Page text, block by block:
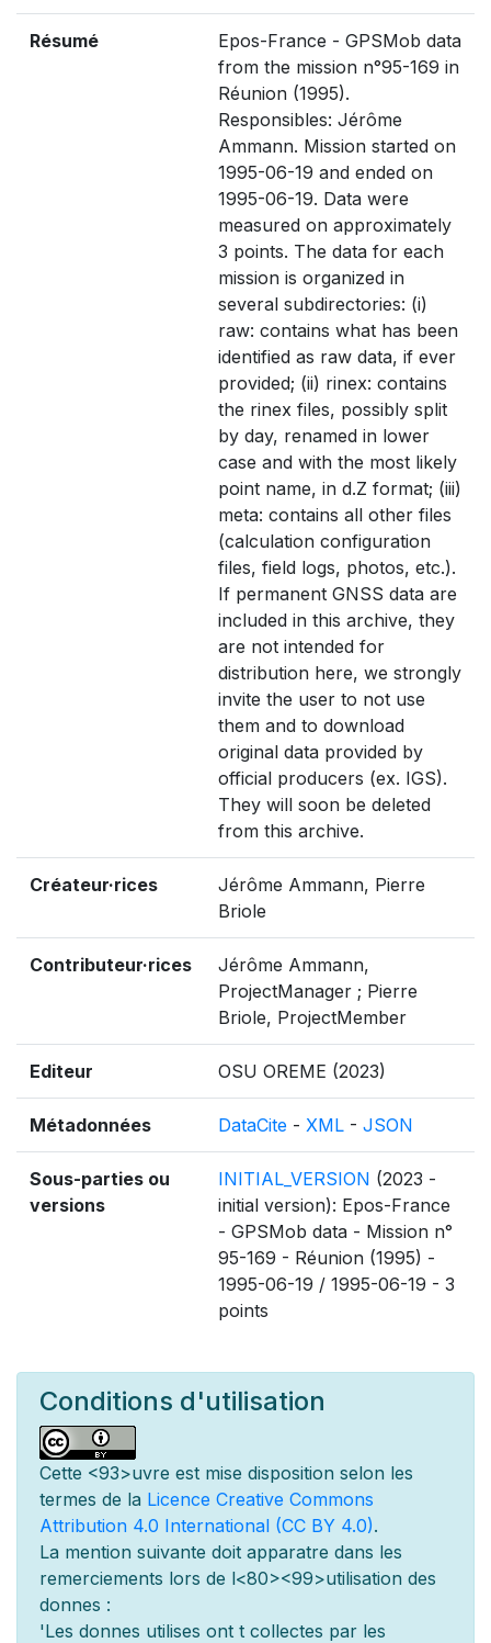
Résumé
Epos-France - GPSMob data
from the mission n°95-169 in
Réunion (1995).
Responsibles: Jérôme
Ammann. Mission started on
1995-06-19 and ended on
1995-06-19. Data were
measured on approximately
3 points. The data for each
mission is organized in
several subdirectories: (i)
raw: contains what has been
identified as raw data, if ever
provided; (ii) rinex: contains
the rinex files, possibly split
by day, renamed in lower
case and with the most likely
point name, in d.Z format; (iii)
meta: contains all other files
(calculation configuration
files, field logs, photos, etc.).
If permanent GNSS data are
included in this archive, they
are not intended for
distribution here, we strongly
invite the user to not use
them and to download
original data provided by
official producers (ex. IGS).
They will soon be deleted
from this archive.
Créateur·rices
Jérôme Ammann, Pierre
Briole
Contributeur·rices
Jérôme Ammann,
ProjectManager ; Pierre
Briole, ProjectMember
Editeur OSU OREME (2023)
Métadonnées DataCite - XML - JSON
Sous-parties ou
versions
INITIAL_VERSION (2023 -
initial version): Epos-France
- GPSMob data - Mission n°
95-169 - Réunion (1995) -
1995-06-19 / 1995-06-19 - 3
points
Conditions d'utilisation
Cette <93>uvre est mise disposition selon les
termes de la Licence Creative Commons
Attribution 4.0 International (CC BY 4.0).
La mention suivante doit apparatre dans les
remerciements lors de l<80><99>utilisation des
donnes :
'Les donnes utilises ont t collectes par les